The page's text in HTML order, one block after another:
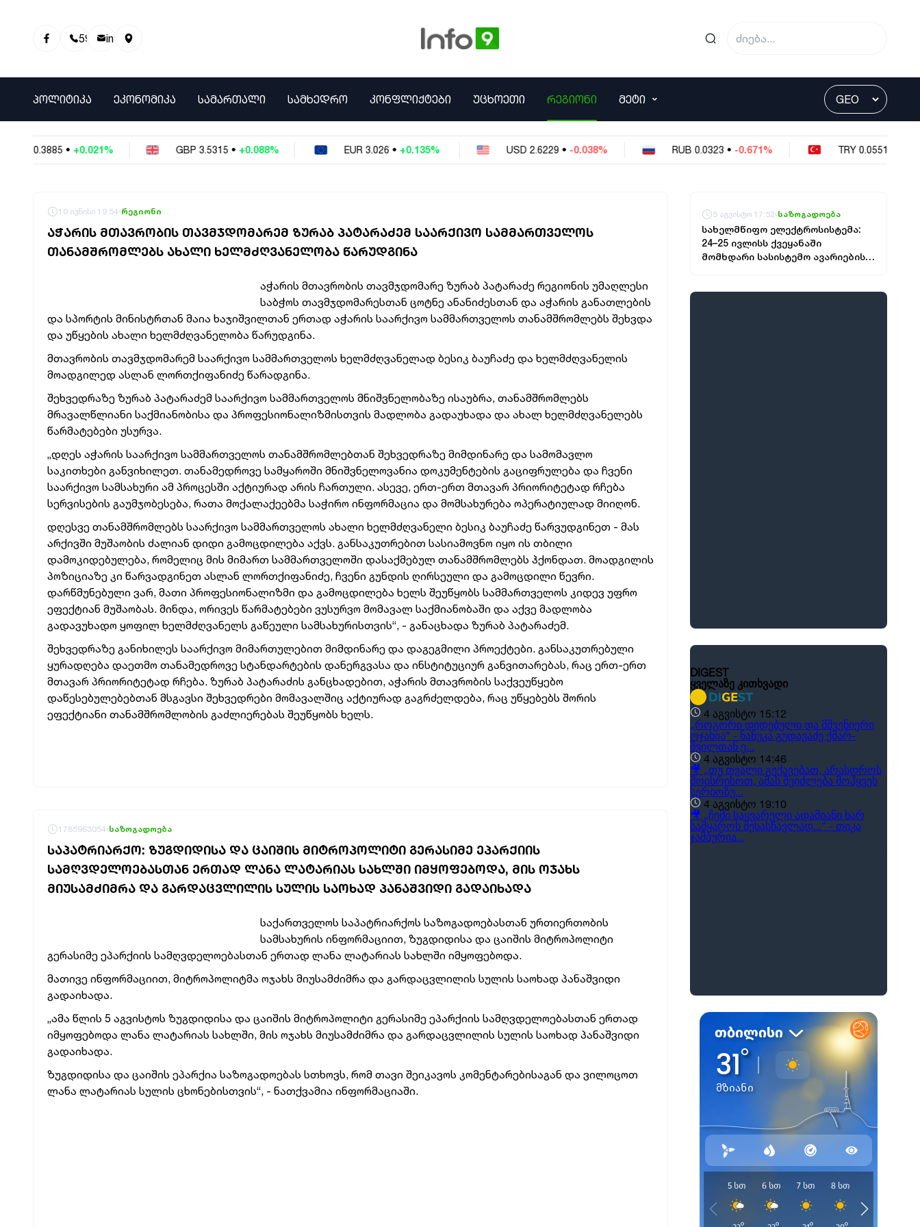
595 01 81 00info@info9.ge
ᲞᲝᲚᲘᲢᲘᲙᲐ ᲔᲙᲝᲜᲝᲛᲘᲙᲐ ᲡᲐᲛᲐᲠᲗᲐᲚᲘ ᲡᲐᲛᲮᲔᲓᲠᲝ ᲙᲝᲜᲤᲚᲘᲥᲢᲔᲑᲘ ᲣᲪᲮᲝᲔᲗᲘ ᲠᲔᲒᲘᲝᲜᲘ ᲛᲔᲢᲘ
0.3885 • +0.021% GBP 3.5315 • +0.088% EUR 3.026 • +0.135% USD 2.6229 • -0.038% RUB 0.0323 • -0.671% TRY 0.0551 • -0.181%
10 ივნისი 19:54 რეგიონი
ᲐᲭᲐᲠᲘᲡ ᲛᲗᲐᲕᲠᲝᲑᲘᲡ ᲗᲐᲕᲛᲯᲓᲝᲛᲐᲠᲔᲛ ᲖᲣᲠᲐᲑ ᲞᲐᲢᲐᲠᲐᲫᲔᲛ ᲡᲐᲐᲠᲥᲘᲕᲝ ᲡᲐᲛᲛᲐᲠᲗᲕᲔᲚᲝᲡ
ᲗᲐᲜᲐᲛᲨᲠᲝᲛᲚᲔᲑᲡ ᲐᲮᲐᲚᲘ ᲮᲔᲚᲛᲫᲦᲕᲐᲜᲔᲚᲝᲑᲐ ᲬᲐᲠᲣᲓᲒᲘᲜᲐ
აჭარის მთავრობის თავმჯდომარე ზურაბ პატარაძე რეგიონის უმაღლესი
საბჭოს თავმჯდომარესთან ცოტნე ანანიძესთან და აჭარის განათლების
და სპორტის მინისტრთან მაია ხაჯიშვილთან ერთად აჭარის საარქივო სამმართველოს თანამშრომლებს შეხვდა
და უწყების ახალი ხელმძღვანელობა წარუდგინა.
მთავრობის თავმჯდომარემ საარქივო სამმართველოს ხელმძღვანელად ბესიკ ბაუჩაძე და ხელმძღვანელის
მოადგილედ ასლან ლორთქიფანიძე წარადგინა.
შეხვედრაზე ზურაბ პატარაძემ საარქივო სამმართველოს მნიშვნელობაზე ისაუბრა, თანამშრომლებს
მრავალწლიანი საქმიანობისა და პროფესიონალიზმისთვის მადლობა გადაუხადა და ახალ ხელმძღვანელებს
წარმატებები უსურვა.
„დღეს აჭარის საარქივო სამმართველოს თანამშრომლებთან შეხვედრაზე მიმდინარე და სამომავლო
საკითხები განვიხილეთ. თანამედროვე სამყაროში მნიშვნელოვანია დოკუმენტების გაციფრულება და ჩვენი
საარქივო სამსახური ამ პროცესში აქტიურად არის ჩართული. ასევე, ერთ-ერთ მთავარ პრიორიტეტად რჩება
სერვისების გაუმჯობესება, რათა მოქალაქეებმა საჭირო ინფორმაცია და მომსახურება ოპერატიულად მიიღონ.
დღესვე თანამშრომლებს საარქივო სამმართველოს ახალი ხელმძღვანელი ბესიკ ბაუჩაძე წარვუდგინეთ - მას
არქივში მუშაობის ძალიან დიდი გამოცდილება აქვს. განსაკუთრებით სასიამოვნო იყო ის თბილი
დამოკიდებულება, რომელიც მის მიმართ სამმართველოში დასაქმებულ თანამშრომლებს ჰქონდათ. მოადგილის
პოზიციაზე კი წარვადგინეთ ასლან ლორთქიფანიძე, ჩვენი გუნდის ღირსეული და გამოცდილი წევრი.
დარწმუნებული ვარ, მათი პროფესიონალიზმი და გამოცდილება ხელს შეუწყობს სამმართველოს კიდევ უფრო
ეფექტიან მუშაობას. მინდა, ორივეს წარმატებები ვუსურვო მომავალ საქმიანობაში და აქვე მადლობა
გადავუხადო ყოფილ ხელმძღვანელს გაწეული სამსახურისთვის“, - განაცხადა ზურაბ პატარაძემ.
შეხვედრაზე განიხილეს საარქივო მიმართულებით მიმდინარე და დაგეგმილი პროექტები. განსაკუთრებული
ყურადღება დაეთმო თანამედროვე სტანდარტების დანერგვასა და ინსტიტუციურ განვითარებას, რაც ერთ-ერთ
მთავარ პრიორიტეტად რჩება. ზურაბ პატარაძის განცხადებით, აჭარის მთავრობის საქვეუწყებო
დაწესებულებებთან მსგავსი შეხვედრები მომავალშიც აქტიურად გაგრძელდება, რაც უწყებებს შორის
ეფექტიანი თანამშრომლობის გაძლიერებას შეუწყობს ხელს.
1785963054 საზოგადოება
ᲡᲐᲞᲐᲢᲠᲘᲐᲠᲥᲝ: ᲖᲣᲒᲓᲘᲓᲘᲡᲐ ᲓᲐ ᲪᲐᲘᲨᲘᲡ ᲛᲘᲢᲠᲝᲞᲝᲚᲘᲢᲘ ᲒᲔᲠᲐᲡᲘᲛᲔ ᲔᲞᲐᲠᲥᲘᲘᲡ
ᲡᲐᲛᲦᲕᲓᲔᲚᲝᲔᲑᲐᲡᲗᲐᲜ ᲔᲠᲗᲐᲓ ᲚᲐᲜᲐ ᲚᲐᲢᲐᲠᲘᲐᲡ ᲡᲐᲮᲚᲨᲘ ᲘᲛᲧᲝᲤᲔᲑᲝᲓᲐ, ᲛᲘᲡ ᲝᲯᲐᲮᲡ
ᲛᲘᲣᲡᲐᲛᲫᲘᲛᲠᲐ ᲓᲐ ᲒᲐᲠᲓᲐᲪᲕᲚᲘᲚᲘᲡ ᲡᲣᲚᲘᲡ ᲡᲐᲝᲮᲐᲓ ᲞᲐᲜᲐᲨᲕᲘᲓᲘ ᲒᲐᲓᲐᲘᲮᲐᲓᲐ
საქართველოს საპატრიარქოს საზოგადოებასთან ურთიერთობის
სამსახურის ინფორმაციით, ზუგდიდისა და ცაიშის მიტროპოლიტი
გერასიმე ეპარქიის სამღვდელოებასთან ერთად ლანა ლატარიას სახლში იმყოფებოდა.
მათივე ინფორმაციით, მიტროპოლიტმა ოჯახს მიუსამძიმრა და გარდაცვლილის სულის საოხად პანაშვიდი
გადაიხადა.
„ამა წლის 5 აგვისტოს ზუგდიდისა და ცაიშის მიტროპოლიტი გერასიმე ეპარქიის სამღვდელოებასთან ერთად
იმყოფებოდა ლანა ლატარიას სახლში, მის ოჯახს მიუსამძიმრა და გარდაცვლილის სულის საოხად პანაშვიდი
გადაიხადა.
ზუგდიდისა და ცაიშის ეპარქია საზოგადოებას სთხოვს, რომ თავი შეიკავოს კომენტარებისაგან და ვილოცოთ
ლანა ლატარიას სულის ცხონებისთვის“, - ნათქვამია ინფორმაციაში.
5 აგვისტო 17:52 საზოგადოება
სახელმწიფო ელექტროსისტემა:
24–25 ივლისს ქვეყანაში
მომხდარი სასისტემო ავარიების